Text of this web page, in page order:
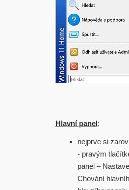
Hlavní panel:
nejprve si
- pravým
panel –
Chování